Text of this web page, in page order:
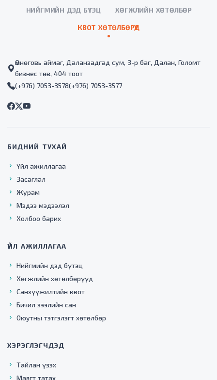
НИЙГМИЙН ДЭД БҮТЭЦ ХӨГЖЛИЙН ХӨТӨЛБӨР
КВОТ ХӨТӨЛБӨРҮҮД
Өмнөговь аймаг, Даланзадгад сум, 3-р баг, Далан, Голомт
бизнес төв, 404 тоот
(+976) 7053-3578(+976) 7053-3577
БИДНИЙ ТУХАЙ
Үйл ажиллагаа
Засаглал
Журам
Мэдээ мэдээлэл
Холбоо барих
ҮЙЛ АЖИЛЛАГАА
Нийгмийн дэд бүтэц
Хөгжлийн хөтөлбөрүүд
Санхүүжилтийн квот
Бичил зээлийн сан
Оюутны тэтгэлэгт хөтөлбөр
ХЭРЭГЛЭГЧДЭД
Тайлан үзэх
Маягт татах